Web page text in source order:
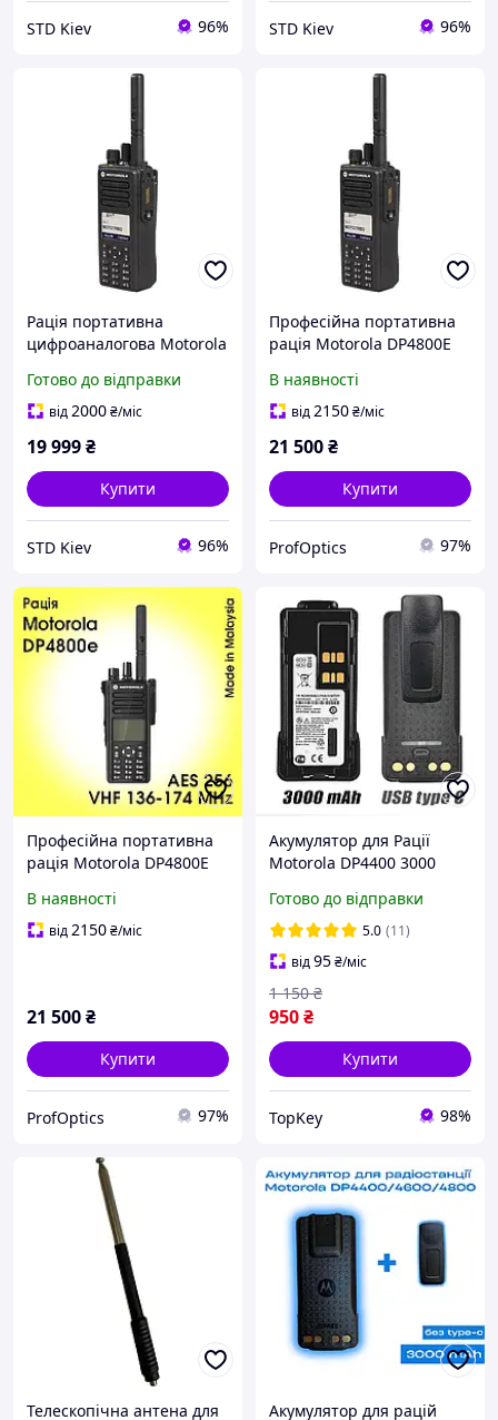
STD Kiev 96% STD Kiev 96%
Рація портативна
цифроаналогова Motorola
5 Вт 1000 каналів
водонепроникна
Готово до відправки
від2000₴/міс
19 999₴
Купити
STD Kiev 96%
Професійна портативна
рація Motorola DP4800E
В наявності
від2150₴/міс
21 500₴
Купити
ProfOptics 97%
Професійна портативна
рація Motorola DP4800E
В наявності
від2150₴/міс
21 500₴
Купити
ProfOptics 97%
Акумулятор для Рації
Motorola DP4400 3000
Радіостанцію Моторола
DP4800 DP4600 DP4400e
Готово до відправки
5.0 (11)
від95₴/міс
950₴
1 150 ₴
Купити
TopKey 98%
Телескопічна антена для
Акумулятор для рацій